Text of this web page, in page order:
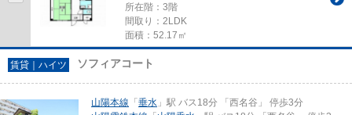
所在階：3階
間取り：2LDK
面積：52.17㎡
賃貸｜ハイツ ソフィアコート
山陽本線 「 垂水 」駅 バス18分 「西名谷」 停歩3分